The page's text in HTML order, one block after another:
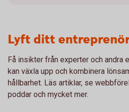
Lyft ditt
Få insikter från experter och andra
kan växla upp och kombinera
hållbarhet. Läs artiklar, se
poddar och mycket mer.